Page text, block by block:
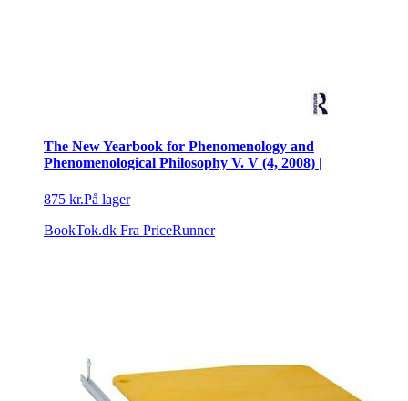
The New Yearbook for Phenomenology and
Phenomenological Philosophy V. V (4, 2008) |
875 kr.På lager
BookTok.dk Fra PriceRunner